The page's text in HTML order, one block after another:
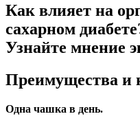
Как влияет на
сахарном
Узнайте мнение
Преимущества и
Одна чашка в день.